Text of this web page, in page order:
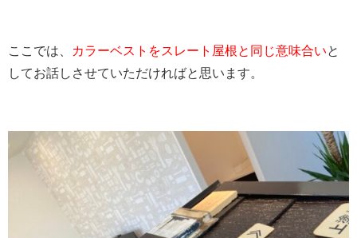
ここでは、 カラーベストをスレート屋根と同じ意味合いと
してお話しさせていただければと思います。